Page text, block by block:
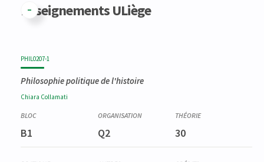
Enseignements ULiège
PHIL0207-1
Philosophie politique de l'histoire
Chiara Collamati
B1 Q2 30